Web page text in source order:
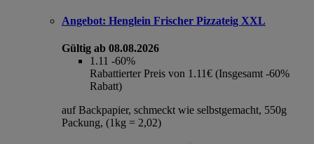
Angebot: Henglein Frischer Pizzateig XXL
Gültig ab 08.08.2026
1.11 -60%
Rabattierter Preis von 1.11€ (Insgesamt -60%
Rabatt)
auf Backpapier, schmeckt wie selbstgemacht, 550g
Packung, (1kg = 2,02)